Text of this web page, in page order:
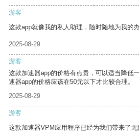
游客
这款app就像我的私人助理，随时随地为我的
2025-08-29
游客
这款加速器app的价格有点贵，可以适当降低
速器app的价格应该在50元以下才比较合理。
2025-08-29
游客
这款加速器VPM应用程序已经为我们带来了无